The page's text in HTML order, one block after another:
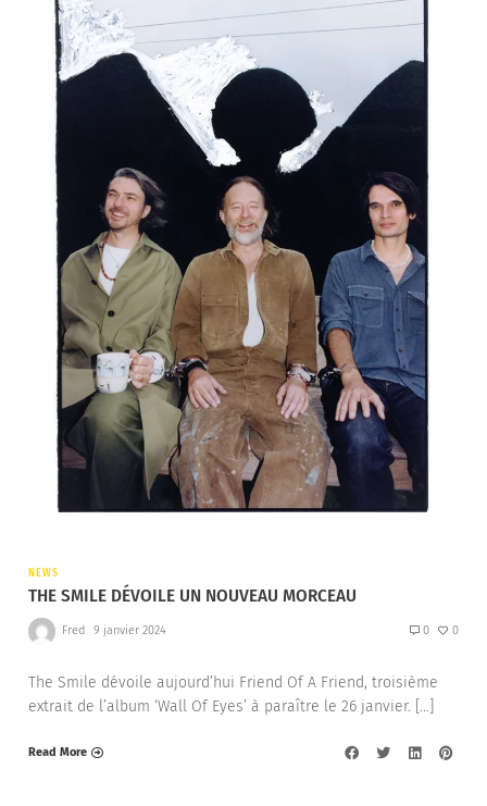
NEWS
THE SMILE DÉVOILE UN NOUVEAU MORCEAU
Fred 9 janvier 2024 0 0
The Smile dévoile aujourd’hui Friend Of A Friend, troisième
extrait de l’album ‘Wall Of Eyes’ à paraître le 26 janvier. […]
Read More